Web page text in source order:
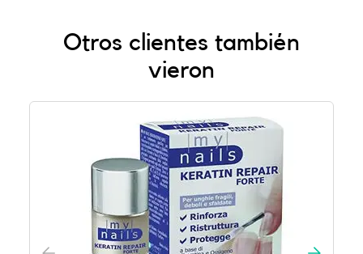
Otros clientes también
vieron